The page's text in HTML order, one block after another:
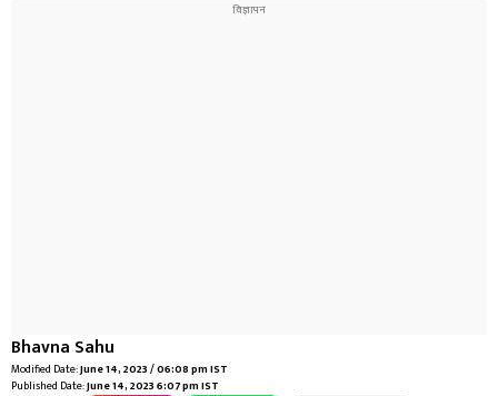
Bhavna Sahu
Modified Date:June 14, 2023 / 06:08 pm IST
Published Date:June 14, 2023 6:07 pm IST